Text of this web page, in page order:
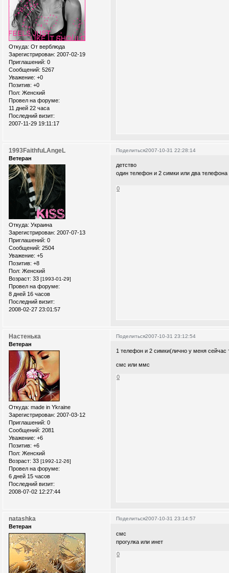
Откуда: От верблюда
Зарегистрирован: 2007-02-19
Приглашений: 0
Сообщений: 5267
Уважение: +0
Позитив: +0
Пол: Женский
Провел на форуме:
11 дней 22 часа
Последний визит:
2007-11-29 19:11:17
Поделиться2007-10-31 22:28:14
1993FaithfuLAngeL
Ветеран
Откуда: Украина
Зарегистрирован: 2007-07-13
Приглашений: 0
Сообщений: 2504
Уважение: +5
Позитив: +8
Пол: Женский
Возраст: 33 [1993-01-29]
Провел на форуме:
8 дней 16 часов
Последний визит:
2008-02-27 23:01:57
детство
один телефон и 2 симки или два
0
Поделиться2007-10-31 23:12:54
Настенька
Ветеран
Откуда: made in Ykraine
Зарегистрирован: 2007-03-12
Приглашений: 0
Сообщений: 2081
Уважение: +6
Позитив: +6
Пол: Женский
Возраст: 33 [1992-12-26]
Провел на форуме:
6 дней 15 часов
Последний визит:
2008-07-02 12:27:44
1 телефон и 2 симки(лично у меня сейчас
смс или ммс
0
Поделиться2007-10-31 23:14:57
natashka
Ветеран
смс
прогулка или инет
0